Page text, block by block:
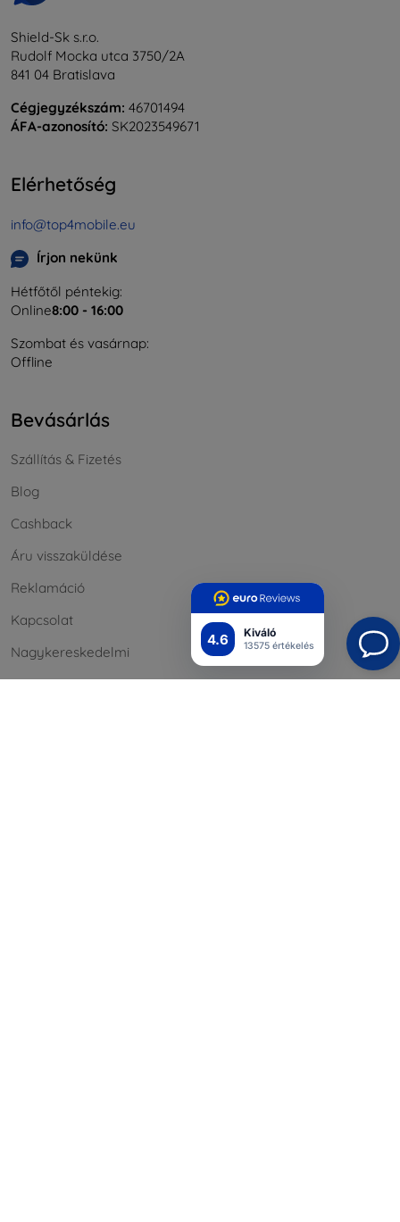
4.6 Kiváló
13575 értékelés
Shield-Sk s.r.o.
Rudolf Mocka utca 3750/2A
841 04 Bratislava
Cégjegyzékszám: 46701494
ÁFA-azonosító: SK2023549671
Elérhetőség
info@top4mobile.eu
Írjon nekünk
Hétfőtől péntekig:
Online8:00 - 16:00
Szombat és vasárnap:
Offline
Bevásárlás
Szállítás & Fizetés
Blog
Cashback
Áru visszaküldése
Reklamáció
Kapcsolat
Nagykereskedelmi